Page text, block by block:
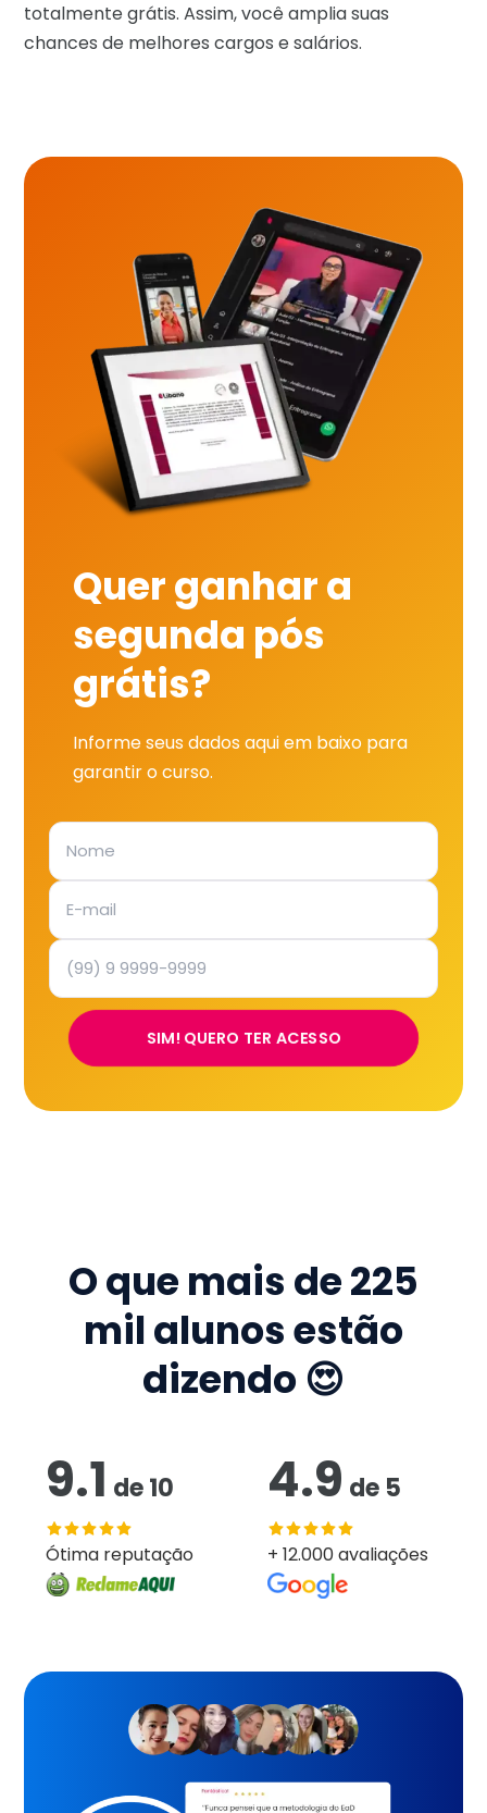
totalmente grátis. Assim, você amplia suas
chances de melhores cargos e salários.
Quer ganhar a
segunda pós
grátis?
Informe seus dados aqui em baixo para
garantir o curso.
SIM! QUERO TER ACESSO
O que mais de225
mil alunos estão
dizendo 😍
9.1 de10
Ótima reputação
4.9 de 5
+ 12.000 avaliações